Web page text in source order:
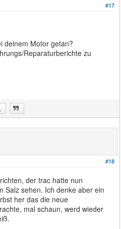
#17
deinem Motor getan?
Reparaturberichte zu
#18
der trac hatte nun
Salz sehen. Ich denke aber ein
her das die neue
mal schaun, werd wieder